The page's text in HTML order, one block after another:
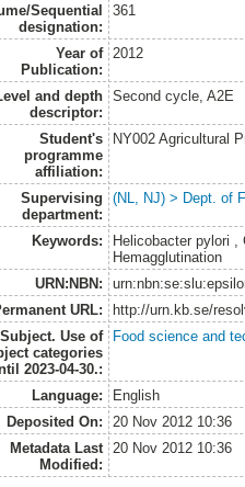
Sequential
designation:
361
Year of
Publication:
2012
and depth
descriptor:
Second cycle, A2E
Student's
programme
affiliation:
NY002 Agricultural
Supervising
department:
(NL, NJ) > Dept. of
Keywords:
Helicobacter pylori
Hemagglutination
URN:NBN:
URL:
http://urn.kb.se/
Subject. Use of
categories
2023-04-30.:
Food science and
Language:
English
Deposited On:
20 Nov 2012 10:36
Metadata Last
Modified:
20 Nov 2012 10:36